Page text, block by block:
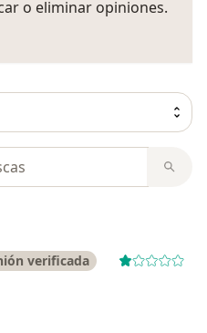
o eliminar opiniones.
verificada